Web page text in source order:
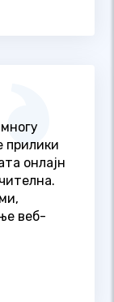
прилики
онлајн
веб-